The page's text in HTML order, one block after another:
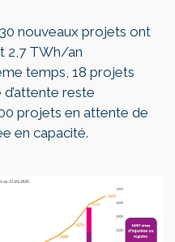
nouveaux projets ont
2,7 TWh/an
temps, 18 projets
reste
projets en attente de
en capacité.